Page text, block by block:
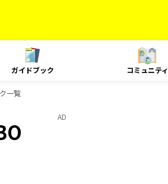
ガイドブック コミュニティ
一覧
AD